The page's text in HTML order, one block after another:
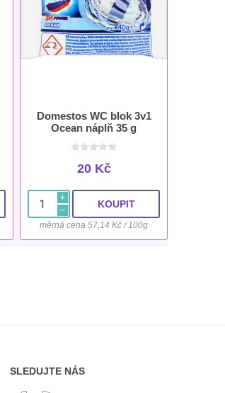
Domestos WC blok 3v1
Ocean náplň 35 g
20 Kč
i
h
měrná cena 57,14 Kč / 100g
SLEDUJTE NÁS